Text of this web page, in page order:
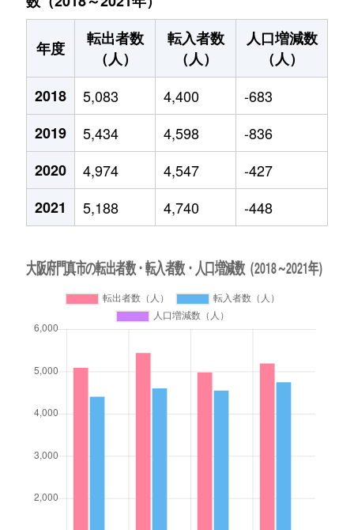
年度
転出者数
（人）
転入者数
（人）
人口増減数
（人）
2018
5,083 4,400
-683
2019
5,434 4,598
-836
2020
4,974 4,547
-427
2021
5,188 4,740 -448